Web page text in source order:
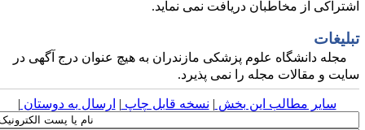
از مخاطبان دریافت نمی نماید.
مجله دانشگاه علوم پزشکی مازندران به هیچ عنوان درج آگهی در
و مقالات مجله را نمی پذیرد
سایر مطالب این بخش | نسخه قابل چاپ| ارسال به دوستان|